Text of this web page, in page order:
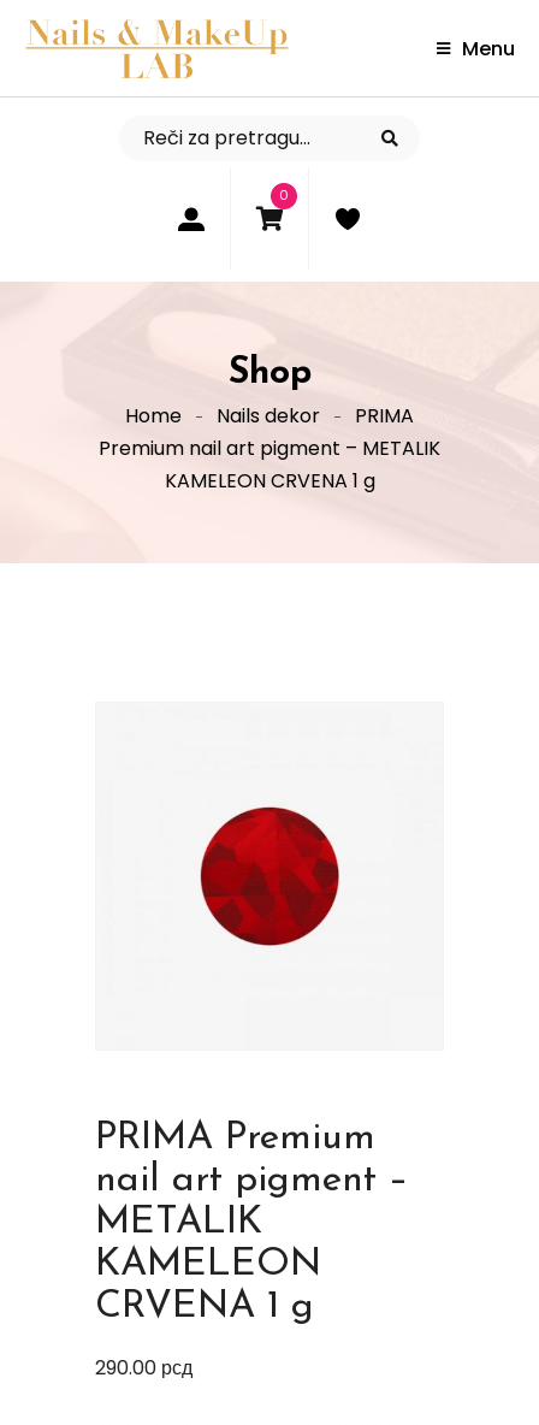
Menu
0
Shop
Home Nails dekor
PRIMA
Premium nail art pigment – METALIK
KAMELEON CRVENA 1 g
PRIMA Premium
nail art pigment –
METALIK
KAMELEON
CRVENA 1 g
290.00 рсд